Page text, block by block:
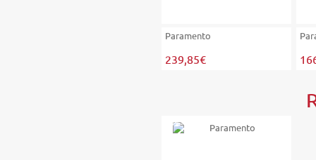
Paramento
239,85€
-30%